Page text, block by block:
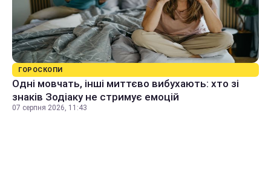
ГОРОСКОПИ
Одні мовчать, інші миттєво вибухають: хто зі
знаків Зодіаку не стримує емоцій
07 серпня 2026, 11:43